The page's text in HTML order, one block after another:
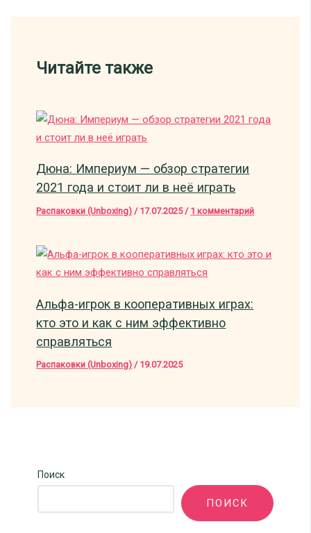
Читайте также
Дюна: Империум — обзор стратегии
2021 года и стоит ли в неё играть
Распаковки (Unboxing) / 17.07.2025 / 1 комментарий
Альфа-игрок в кооперативных играх:
кто это и как с ним эффективно
справляться
Распаковки (Unboxing) / 19.07.2025
Поиск
ПОИСК